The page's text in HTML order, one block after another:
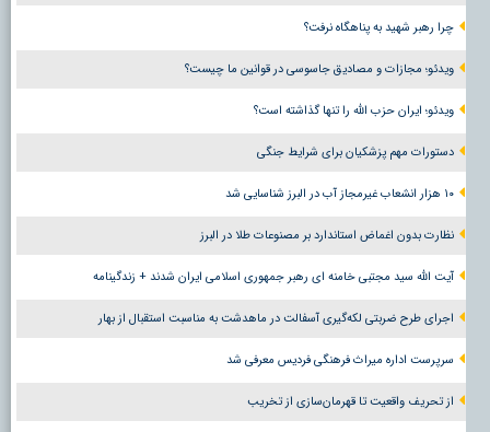
چرا رهبر شهید به پناهگاه نرفت؟
ویدئو؛ مجازات و مصادیق جاسوسی در قوانین ما چیست؟
ویدئو؛ ایران حزب الله را تنها گذاشته است؟
دستورات مهم پزشکیان برای شرایط جنگی
نظارت بدون اغماض استاندارد بر مصنوعات طلا در البرز
آیت الله سید مجتبی خامنه ای رهبر جمهوری اسلامی ایران شدند + زندگینامه
اجرای طرح ضربتی لکه‌گیری آسفالت در ماهدشت به مناسبت استقبال از بهار
سرپرست اداره میراث فرهنگی فردیس معرفی شد
از تحریف واقعیت تا قهرمان‌سازی از تخریب